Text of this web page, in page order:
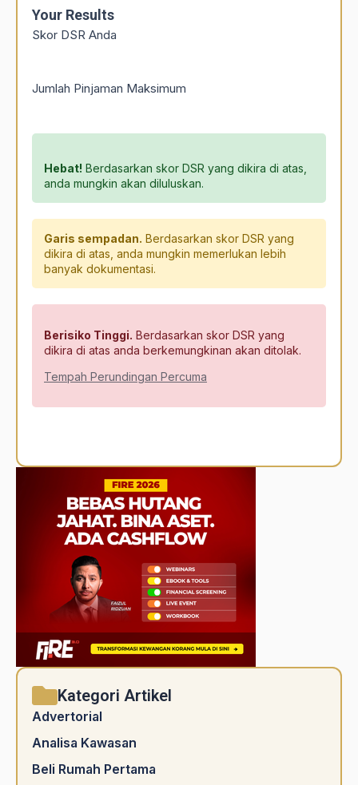
Your Results
Skor DSR Anda
Jumlah Pinjaman Maksimum
Hebat! Berdasarkan skor DSR yang dikira di atas,
anda mungkin akan diluluskan.
Garis sempadan. Berdasarkan skor DSR yang
dikira di atas, anda mungkin memerlukan lebih
banyak dokumentasi.
Berisiko Tinggi. Berdasarkan skor DSR yang
dikira di atas anda berkemungkinan akan ditolak.
Tempah Perundingan Percuma
Kategori Artikel
Advertorial
Analisa Kawasan
Beli Rumah Pertama